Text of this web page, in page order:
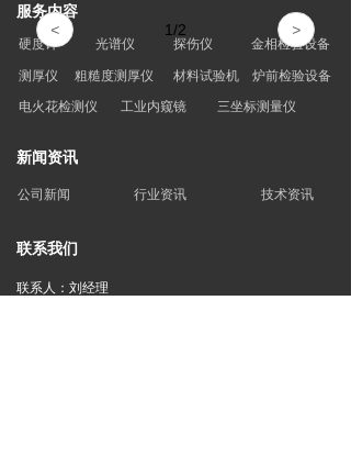
超声波探伤仪将继续发挥重要作用，并不断提升检测效
率和准确性。
< >
1/2
服务内容
新闻资讯
联系我们
联系人：刘经理
硬度计 光谱仪 探伤仪
金相检验设备
测厚仪
粗糙度测厚仪 材料试验机
炉前检验设备
电火花检测仪
工业内窥镜 三坐标测量仪
公司新闻 行业资讯 技术资讯